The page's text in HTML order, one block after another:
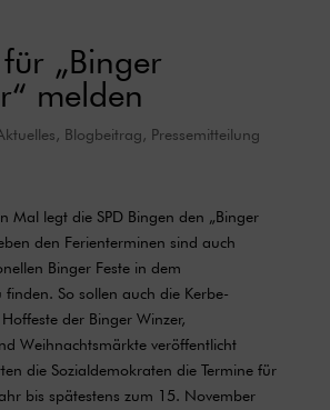
„Binger
melden
, Blogbeitrag, Pressemitteilung
Mal legt die SPD Bingen den „Binger
den Ferienterminen sind auch
Binger Feste in dem
So sollen auch die Kerbe-
der Binger Winzer,
Weihnachtsmärkte veröffentlicht
die Sozialdemokraten die Termine für
bis spätestens zum 15. November